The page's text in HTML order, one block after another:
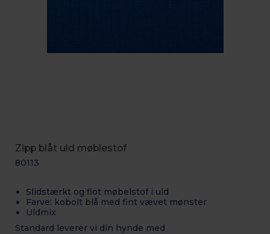
Zipp blåt uld møblestof
80113
Slidstærkt og flot møbelstof i uld
Farve: kobolt blå med fint vævet mønster
Uldmix
Standard leverer vi din hynde med